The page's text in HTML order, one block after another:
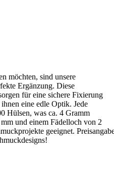
möchten, sind unsere
Ergänzung. Diese
für eine sichere Fixierung
eine edle Optik. Jede
Hülsen, was ca. 4 Gramm
und einem Fädelloch von 2
geeignet.